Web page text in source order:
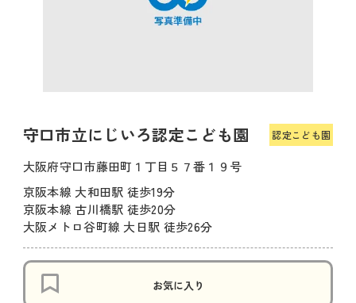
守口市立にじいろ認定こども園 認定こども園
大阪府守口市藤田町１丁目５７番１９号
京阪本線 大和田駅 徒歩19分
京阪本線 古川橋駅 徒歩20分
大阪メトロ谷町線 大日駅 徒歩26分
お気に入り